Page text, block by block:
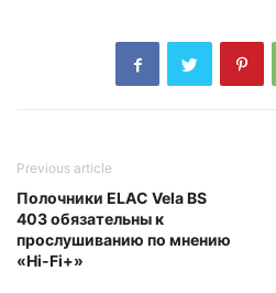
Previous article
Полочники ELAC Vela BS
403 обязательны к
прослушиванию по мнению
«Hi-Fi+»